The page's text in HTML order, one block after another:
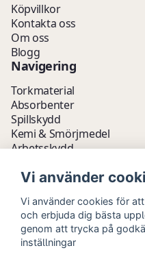
Köpvillkor
Kontakta oss
Om oss
Blogg
Navigering
Torkmaterial
Absorbenter
Spillskydd
Kemi & Smörjmedel
Arbetsskydd
Avfallshantering
Fathantering
Emballage & Tillbehör
Lager & Kontor
Hygien- & Städartiklar
Vi använder
Vi använder cookies för
och erbjuda dig bästa
genom att trycka på
inställningar